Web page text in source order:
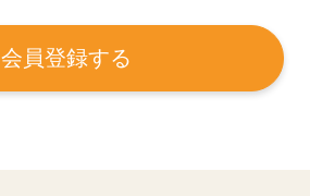
会員登録する